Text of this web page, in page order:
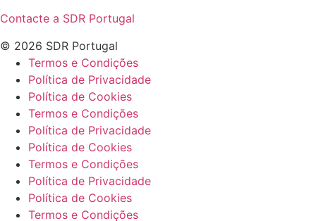
Contacte a SDR Portugal
© 2026 SDR Portugal
Termos e Condições
Política de Privacidade
Política de Cookies
Termos e Condições
Política de Privacidade
Política de Cookies
Termos e Condições
Política de Privacidade
Política de Cookies
Termos e Condições